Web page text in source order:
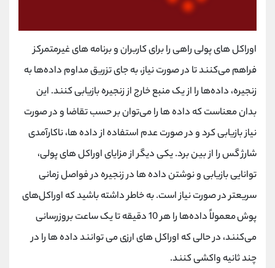
اوراکل ‌های پولی راهی را برای کاربران و برنامه‌ های غیرمتمرکز
فراهم می‌کنند تا در صورت نیاز، به جای تزریق مداوم داده‌ها به
زنجیره، داده‌ها را از یک منبع خارج از زنجیره بازیابی کنند. این
بدان معناست که داده‌ ها را می‌توان بر حسب تقاضا و در صورت
نیاز بازیابی کرد و در صورت عدم استفاده از داده ‌ها، ناکارآمدی
شارژ گس را از بین برد. یکی دیگر از مزایای اوراکل های پولی،
توانایی بازیابی و نوشتن داده ها در زنجیره در فواصل زمانی
سریعتر در صورت نیاز است. به خاطر داشته باشید که اوراکل‌های
پوش معمولاً داده‌ها را هر 10 دقیقه تا یک ساعت بروزرسانی
می‌کنند، در حالی که اوراکل‌ های ارزی می ‌توانند داده ‌ها را در
چند ثانیه واکشی کنند.